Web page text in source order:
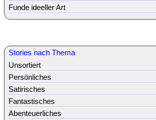
Funde ideeller Art
Stories nach Thema
Unsortiert
Persönliches
Satirisches
Fantastisches
Abenteuerliches